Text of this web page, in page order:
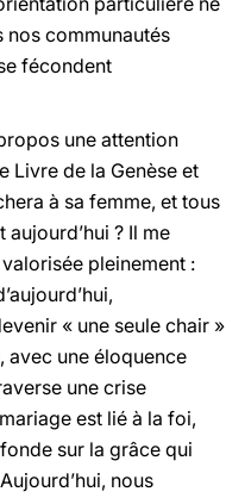
nos communautés
fécondent
une attention
Livre de la Genèse et
à sa femme, et tous
aujourd’hui ? Il me
pleinement :
« une seule chair »
avec une éloquence
une crise
est lié à la foi,
sur la grâce qui
nous